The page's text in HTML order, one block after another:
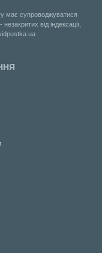
має супроводжуватися
від індексації,